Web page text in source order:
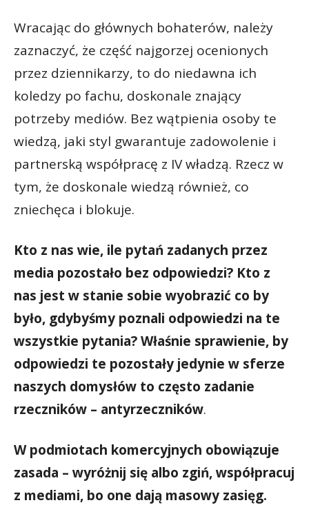
Wracając do głównych bohaterów, należy
zaznaczyć, że część najgorzej ocenionych
przez dziennikarzy, to do niedawna ich
koledzy po fachu, doskonale znający
potrzeby mediów. Bez wątpienia osoby te
wiedzą, jaki styl gwarantuje zadowolenie i
partnerską współpracę z IV władzą. Rzecz w
tym, że doskonale wiedzą również, co
zniechęca i blokuje.
Kto z nas wie, ile pytań zadanych przez
media pozostało bez odpowiedzi? Kto z
nas jest w stanie sobie wyobrazić co by
było, gdybyśmy poznali odpowiedzi na te
wszystkie pytania? Właśnie sprawienie, by
odpowiedzi te pozostały jedynie w sferze
naszych domysłów to często zadanie
rzeczników – antyrzeczników.
W podmiotach komercyjnych obowiązuje
zasada – wyróżnij się albo zgiń, współpracuj
z mediami, bo one dają masowy zasięg.